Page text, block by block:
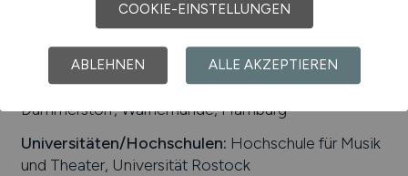
Arbeiten in der Nähe von
Warnow,
Rostocker Heide, Graal-Müritz, Stettin, Bad
Doberan-Land, Elmenhorst, Mecklenburg-
Vorpommern, Kopenhagen-Malmö, Carbäk,
Dummerstorf, Warnemünde, Hamburg
Universitäten/Hochschulen: Hochschule für Musik
und Theater, Universität Rostock
COOKIE-EINSTELLUNGEN
ABLEHNEN ALLE AKZEPTIEREN